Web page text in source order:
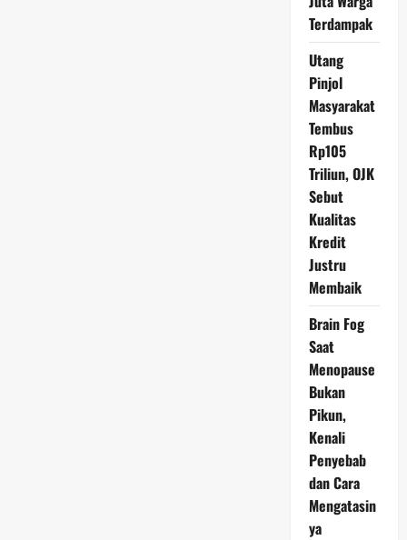
Terdampak
Utang
Pinjol
Masyarakat
Tembus
Rp105
Triliun, OJK
Sebut
Kualitas
Kredit
Justru
Membaik
Brain Fog
Saat
Menopause
Bukan
Pikun,
Kenali
Penyebab
dan Cara
Mengatasin
ya